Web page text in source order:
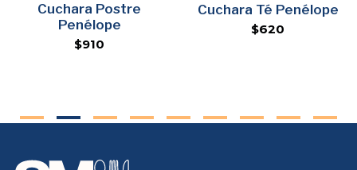
Agregar
Cuchara Postre
Penélope
$910
Agregar
Cuchara Té Penélope
$620